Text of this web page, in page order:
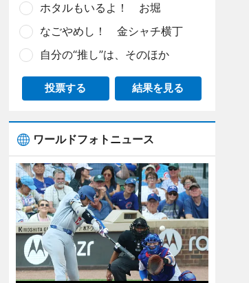
ホタルもいるよ！ お堀
なごやめし！ 金シャチ横丁
自分の“推し”は、そのほか
投票する 結果を見る
ワールドフォトニュース